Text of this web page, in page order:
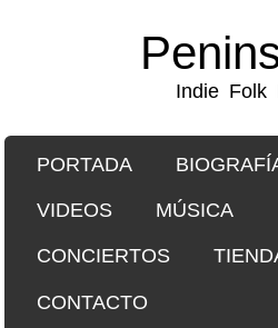
Indie Folk
Menu
SKIP TO CONTENT
PORTADA
VIDEOS MÚSICA
CONCIERTOS
CONTACTO